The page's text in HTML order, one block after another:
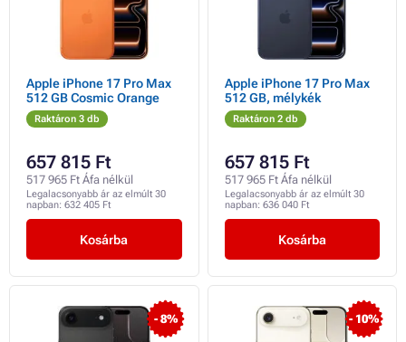
Apple iPhone 17 Pro Max
512 GB Cosmic Orange
Raktáron 3 db
657 815 Ft
517 965 Ft Áfa nélkül
Legalacsonyabb ár az elmúlt 30
napban: 632 405 Ft
Kosárba
Apple iPhone 17 Pro Max
512 GB, mélykék
Raktáron 2 db
657 815 Ft
517 965 Ft Áfa nélkül
Legalacsonyabb ár az elmúlt 30
napban: 636 040 Ft
Kosárba
- 8% - 10%